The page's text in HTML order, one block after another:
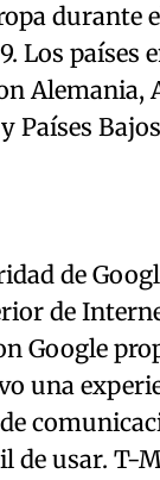
durante
Los países
Alemania,
Países
de
de
Google
una
de usar. T-